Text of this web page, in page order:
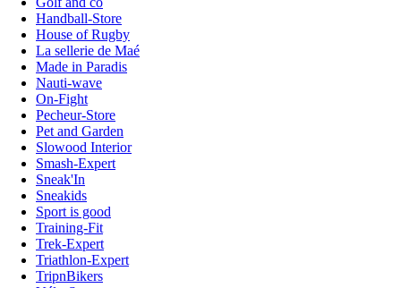
Handball-Store
House of Rugby
La sellerie de Maé
Made in Paradis
Nauti-wave
On-Fight
Pecheur-Store
Pet and Garden
Slowood Interior
Smash-Expert
Sneak'In
Sneakids
Sport is good
Training-Fit
Trek-Expert
Triathlon-Expert
TripnBikers